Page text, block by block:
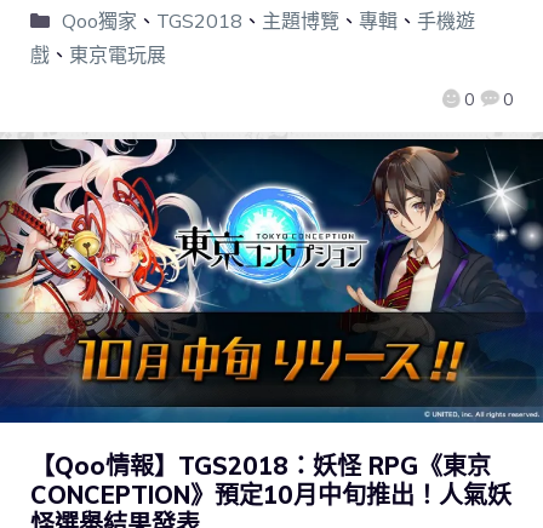
0 0
Qoo獨家 、 TGS2018 、 主題博覽 、 專輯、 手機遊
戲 、 東京電玩展
【Qoo情報】TGS2018：妖怪 RPG《東京
CONCEPTION》預定10月中旬推出！人氣妖